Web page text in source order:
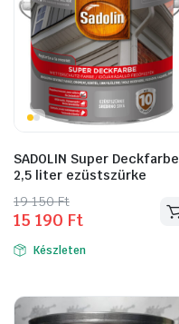
SADOLIN Super Deckfarbe
2,5 liter ezüstszürke
19 150Ft
Original
price
was:
15 190 Ft
Current
price
is: Készleten